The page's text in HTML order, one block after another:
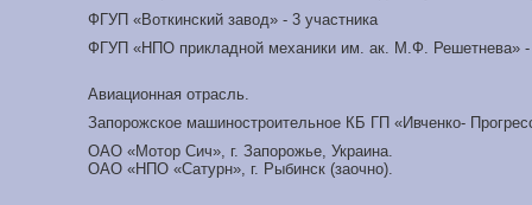
ФГУП «Воткинский завод» - 3 участника
ФГУП «НПО прикладной механики им. ак. М.Ф. Решетнева» -
Авиационная отрасль.
Запорожское машиностроительное КБ ГП «Ивченко-
ОАО «Мотор Сич», г. Запорожье, Украина.
ОАО «НПО «Сатурн», г. Рыбинск (заочно).